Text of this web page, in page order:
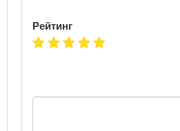
Рейтинг